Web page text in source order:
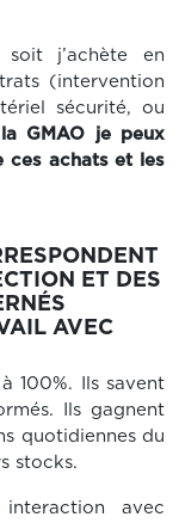
j’achète en
(intervention
sécurité, ou
GMAO je peux
ces achats et les
ET DES
AVEC
100%. Ils savent
Ils gagnent
quotidiennes du
stocks.
avec